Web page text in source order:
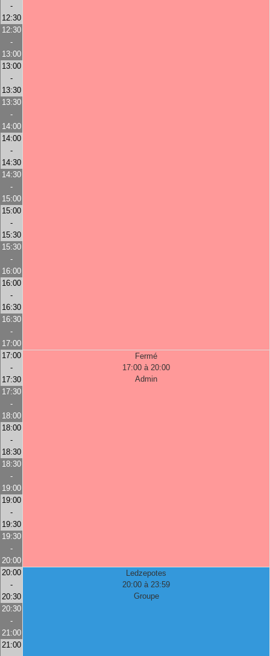
-
12:30
12:30
-
13:00
13:00
-
13:30
13:30
-
14:00
14:00
-
14:30
14:30
-
15:00
15:00
-
15:30
15:30
-
16:00
16:00
-
16:30
16:30
-
17:00
17:00
-
17:30
Fermé
17:00 à 20:00
Admin
17:30
-
18:00
18:00
-
18:30
18:30
-
19:00
19:00
-
19:30
19:30
-
20:00
20:00
-
20:30
Ledzepotes
20:00 à 23:59
Groupe
20:30
-
21:00
21:00